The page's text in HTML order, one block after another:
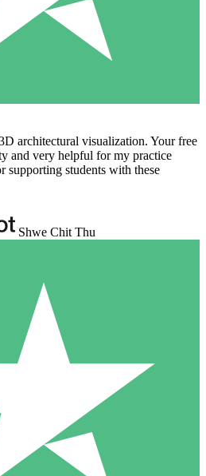
architectural visualization. Your free
and very helpful for my practice
supporting students with these
Shwe Chit Thu